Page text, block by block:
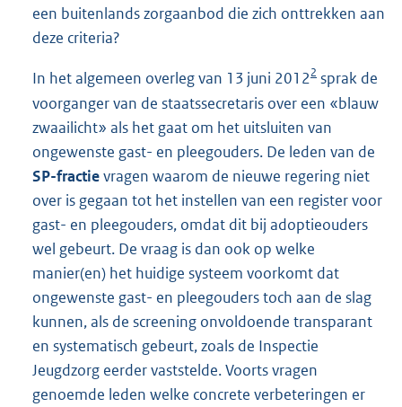
een buitenlands zorgaanbod die zich onttrekken aan
deze criteria?
In het algemeen overleg van 13 juni 20122 sprak de
voorganger van de staatssecretaris over een «blauw
zwaailicht» als het gaat om het uitsluiten van
ongewenste gast- en pleegouders. De leden van de
SP-fractievragen waarom de nieuwe regering niet
over is gegaan tot het instellen van een register voor
gast- en pleegouders, omdat dit bij adoptieouders
wel gebeurt. De vraag is dan ook op welke
manier(en) het huidige systeem voorkomt dat
ongewenste gast- en pleegouders toch aan de slag
kunnen, als de screening onvoldoende transparant
en systematisch gebeurt, zoals de Inspectie
Jeugdzorg eerder vaststelde. Voorts vragen
genoemde leden welke concrete verbeteringen er